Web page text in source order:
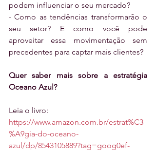
podem influenciar o seu mercado?
- Como as tendências transformarão o
seu setor? E como você pode
aproveitar essa movimentação sem
precedentes para captar mais clientes?
Quer saber mais sobre a estratégia
Oceano Azul?
Leia o livro:
https://www.amazon.com.br/estrat%C3
%A9gia-do-oceano-
azul/dp/8543105889?tag=goog0ef-